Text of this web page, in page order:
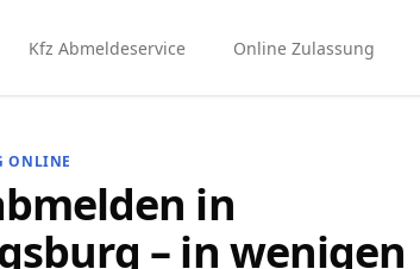
Kfz Abmeldeservice Online Zulassung
ONLINE
in
– in wenigen